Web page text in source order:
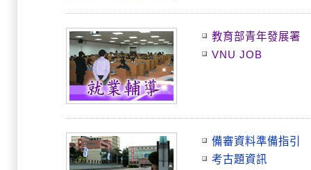
教育部青年發展署
VNU JOB
備審資料準備指引
考古題資訊